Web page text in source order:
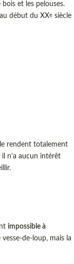
bois et les pelouses.
début du XXe siècle
rendent totalement
n’a aucun intérêt
impossible à
de-loup, mais la